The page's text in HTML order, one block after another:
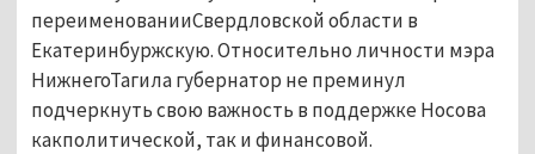
переименованииСвердловской области в
Екатеринбуржскую. Относительно личности мэра
НижнегоТагила губернатор не преминул
подчеркнуть свою важность в поддержке Носова
какполитической, так и финансовой.